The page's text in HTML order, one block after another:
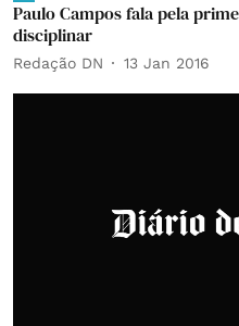
Paulo Campos fala pela
disciplinar
Redação DN 13 Jan 2016